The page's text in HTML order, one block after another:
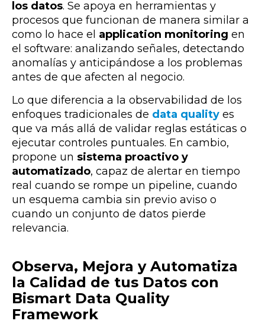
los datos. Se apoya en herramientas y
procesos que funcionan de manera similar a
como lo hace el application monitoring en
el software: analizando señales, detectando
anomalías y anticipándose a los problemas
antes de que afecten al negocio.
Lo que diferencia a la observabilidad de los
enfoques tradicionales de data quality es
que va más allá de validar reglas estáticas o
ejecutar controles puntuales. En cambio,
propone un sistema proactivo y
automatizado, capaz de alertar en tiempo
real cuando se rompe un pipeline, cuando
un esquema cambia sin previo aviso o
cuando un conjunto de datos pierde
relevancia.
Observa, Mejora y Automatiza
la Calidad de tus Datos con
Bismart Data Quality
Framework